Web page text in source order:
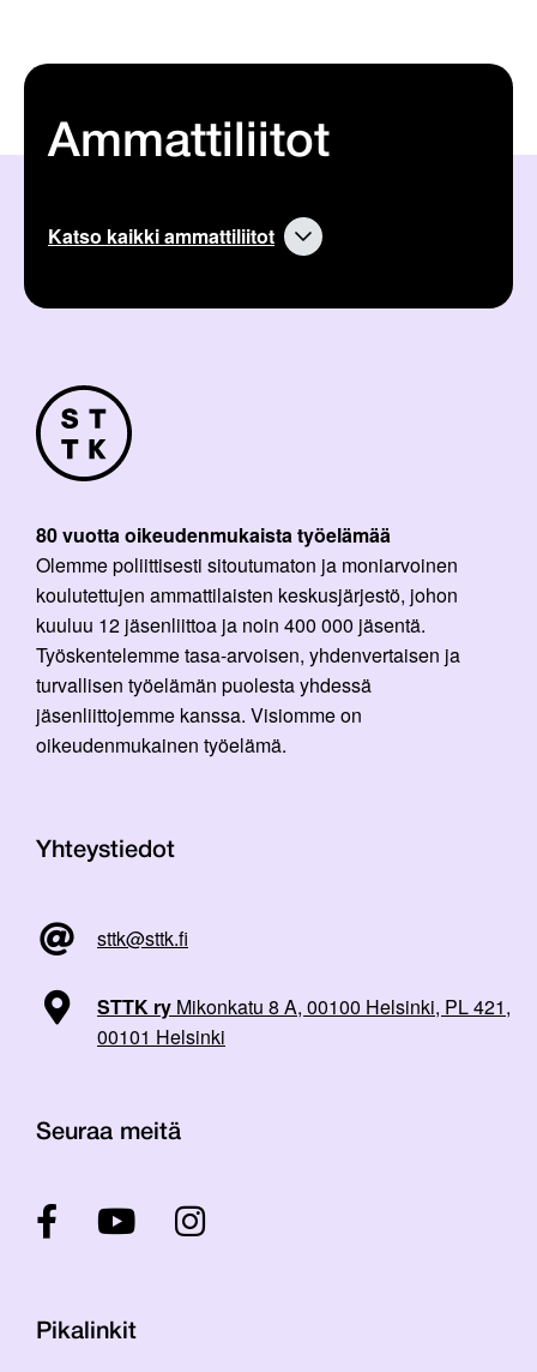
Ammattiliitot
Katso kaikki ammattiliitot
80 vuotta oikeudenmukaista työelämää
Olemme poliittisesti sitoutumaton ja moniarvoinen
koulutettujen ammattilaisten keskusjärjestö, johon
kuuluu 12 jäsenliittoa ja noin 400 000 jäsentä.
Työskentelemme tasa-arvoisen, yhdenvertaisen ja
turvallisen työelämän puolesta yhdessä
jäsenliittojemme kanssa. Visiomme on
oikeudenmukainen työelämä.
Yhteystiedot
sttk@sttk.fi
STTK ry Mikonkatu 8 A, 00100 Helsinki, PL 421,
00101 Helsinki
Seuraa meitä
Pikalinkit